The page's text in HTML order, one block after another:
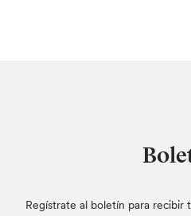
Regístrate al boletín para recibir